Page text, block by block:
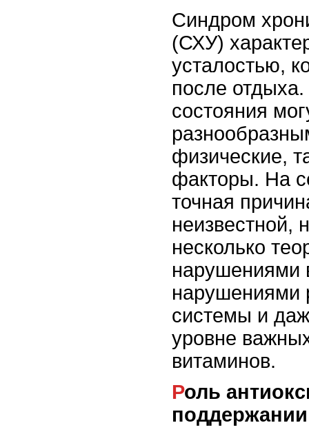
Синдром
(СХУ)
усталостью,
после
состояния
физические,
факторы. На
точная
неизвестной,
несколько
нарушениями
нарушениями
системы и
уровне
витаминов.
Роль антиоксидантов в